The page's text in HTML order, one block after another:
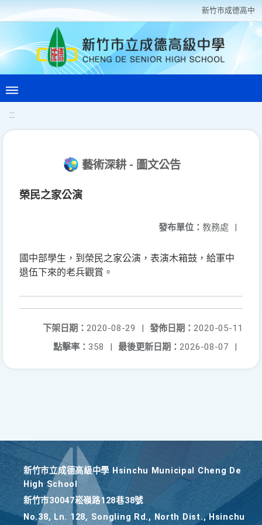
新竹巿成德高中
:::
藝術深耕 - 圖文公告
榮民之家公演
發布單位： 教務處 |
國中部學生，到榮民之家公演，表演木箱鼓，給軍中
退伍下來的老兵觀賞。
發佈日期： 2020-05-11
下架日期： 2020-08-29
|
最後更新日期： 2026-08-07 |
點擊率： 358 |
新竹巿立成德高級中學 Hsinchu Municipal Cheng De
High School
新竹巿30047崧嶺路128巷38號
No.38, Ln. 128, Songling Rd., North Dist., Hsinchu